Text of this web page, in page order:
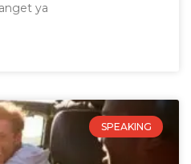
ya
SPEAKING